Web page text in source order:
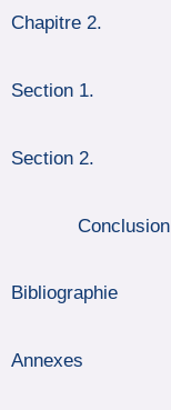
Chapitre 2.
Section 1.
Section 2.
Conclusion
Bibliographie
Annexes